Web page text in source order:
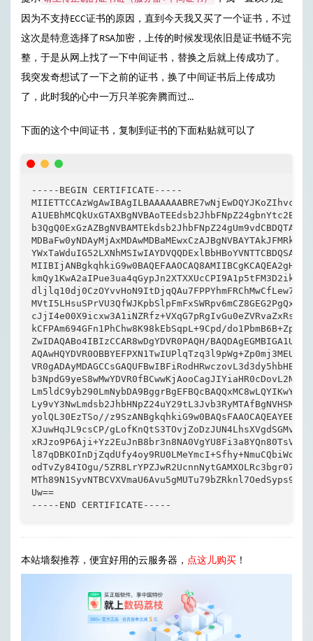
因为不支持ECC证书的原因，直到今天我又买了一个证书，不过
这次是特意选择了RSA加密，上传的时候发现依旧是证书链不完
整，于是从网上找了一下中间证书，替换之后就上传成功了。
我突发奇想试了一下之前的证书，换了中间证书后上传成功
了，此时我的心中一万只羊驼奔腾而过...
下面的这个中间证书，复制到证书的下面粘贴就可以了
-----BEGIN CERTIFICATE-----
kCFPAm694GFn1PhChw8K98kEbSqpL+9Cpd/
ZwIDAQABo4IBIzCCAR8wDgYDVR0PAQH/
yolQL30EzTSo//
XJuwHqJL9csCP/
odTvZy84IOgu/
Uw==
-----END CERTIFICATE-----
本站墙裂推荐，便宜好用的云服务器， 点这儿购买 ！